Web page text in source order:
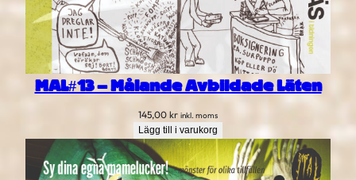
MAL#13 – Målande Avbildade Läten
145,00 kr inkl. moms
Lägg till i varukorg